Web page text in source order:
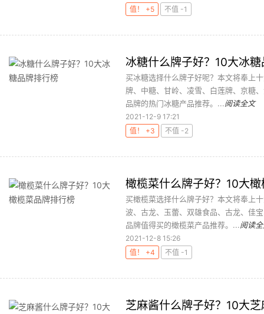
值！ +5
不值 -1
冰糖什么牌子好？10大冰
买冰糖选择什么牌子好呢？本文将奉上
牌、中糖、甘岭、凌雪、白莲牌、京糖
品牌的热门冰糖产品推荐。...阅读全文
2021-12-9 17:21
值！ +3
不值 -2
橄榄菜什么牌子好？10大
买橄榄菜选择什么牌子好？本文将奉上
波、古龙、玉蕾、双雄食品、古龙、佳
品牌值得买的橄榄菜产品推荐。...阅读
2021-12-8 15:26
值！ +4
不值 -1
芝麻酱什么牌子好？10大